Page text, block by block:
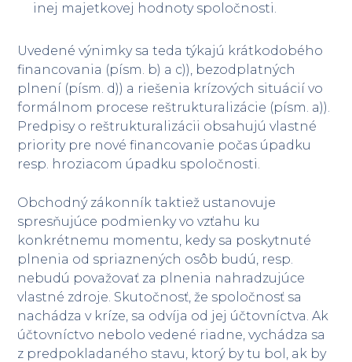
inej majetkovej hodnoty spoločnosti.
Uvedené výnimky sa teda týkajú krátkodobého
financovania (písm. b) a c)), bezodplatných
plnení (písm. d)) a riešenia krízových situácií vo
formálnom procese reštrukturalizácie (písm. a)).
Predpisy o reštrukturalizácii obsahujú vlastné
priority pre nové financovanie počas úpadku
resp. hroziacom úpadku spoločnosti.
Obchodný zákonník taktiež ustanovuje
spresňujúce podmienky vo vzťahu ku
konkrétnemu momentu, kedy sa poskytnuté
plnenia od spriaznených osôb budú, resp.
nebudú považovať za plnenia nahradzujúce
vlastné zdroje. Skutočnosť, že spoločnosť sa
nachádza v kríze, sa odvíja od jej účtovníctva. Ak
účtovníctvo nebolo vedené riadne, vychádza sa
z predpokladaného stavu, ktorý by tu bol, ak by